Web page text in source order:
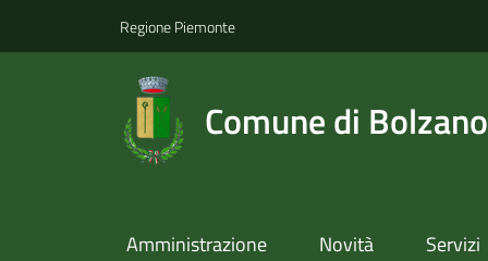
Regione Piemonte
Comune di
Amministrazione Novità Servizi